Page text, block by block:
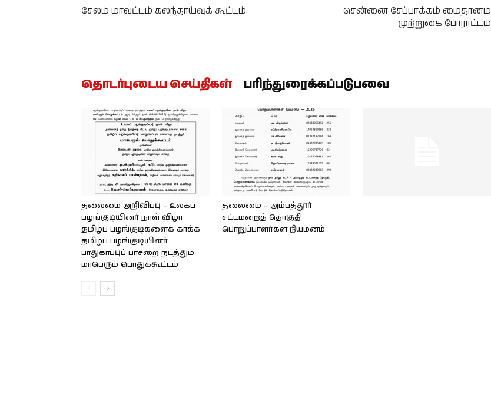
சேலம் மாவட்டம் கலந்தாய்வுக் கூட்டம்.
சென்னை சேப்பாக்கம் மைதானம்
முற்றுகை போராட்டம்
தொடர்புடைய செய்திகள் பரிந்துரைக்கப்படுபவை
தலைமை அறிவிப்பு – உலகப்
பழங்குடியினர் நாள் விழா
தமிழ்ப் பழங்குடிகளைக் காக்க
தமிழ்ப் பழங்குடியினர்
பாதுகாப்புப் பாசறை நடத்தும்
மாபெரும் பொதுக்கூட்டம்
தலைமை – அம்பத்தூர்
சட்டமன்றத் தொகுதி
பொறுப்பாளர்கள் நியமனம்